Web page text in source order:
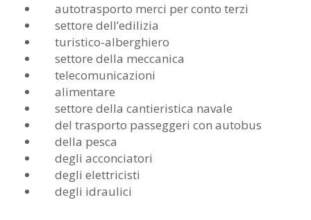
autotrasporto merci per conto terzi
settore dell’edilizia
turistico-alberghiero
settore della meccanica
telecomunicazioni
alimentare
settore della cantieristica navale
del trasporto passeggeri con autobus
della pesca
degli acconciatori
degli elettricisti
degli idraulici